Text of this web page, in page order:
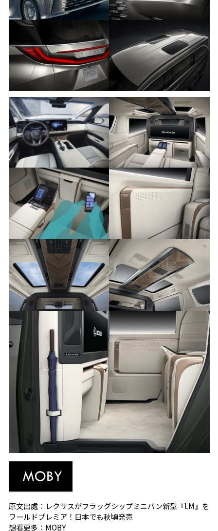
原文出處： レクサスがフラッグシップミニバン新型『LM』を
ワールドプレミア！日本でも秋頃発売
想看更多： MOBY